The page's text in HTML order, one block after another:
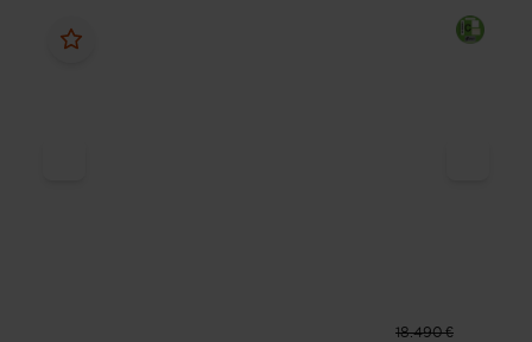
18.490 €